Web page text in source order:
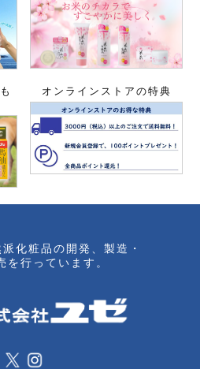
オンラインストアの特典
化粧品の開発、製造・
行っています。